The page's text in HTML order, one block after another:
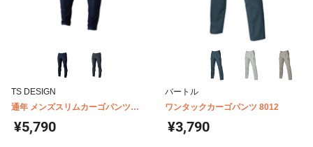
TS DESIGN
通年 メンズスリムカーゴパンツ
5144
¥5,790
バートル
ワンタックカーゴパンツ 8012
¥3,790